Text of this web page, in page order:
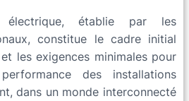
électrique, établie par les
constitue le cadre initial
les exigences minimales pour
des installations
dans un monde interconnecté